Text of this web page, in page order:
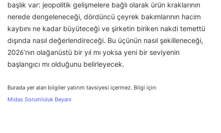
başlık var: jeopolitik gelişmelere bağlı olarak ürün kraklarının
nerede dengeleneceği, dördüncü çeyrek bakımlarının hacim
kaybını ne kadar büyüteceği ve şirketin biriken nakdi temettü
dışında nasıl değerlendireceği. Bu üçünün nasıl şekilleneceği,
2026’nın olağanüstü bir yıl mı yoksa yeni bir seviyenin
başlangıcı mı olduğunu belirleyecek.
Burada yer alan bilgiler yatırım tavsiyesi içermez. Bilgi için:
Midas Sorumluluk Beyanı